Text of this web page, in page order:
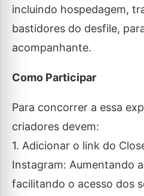
incluindo hospedagem,
bastidores do desfile,
acompanhante.
Como Participar
Para concorrer a essa
criadores devem:
1. Adicionar o link do
Instagram: Aumentando
facilitando o acesso dos